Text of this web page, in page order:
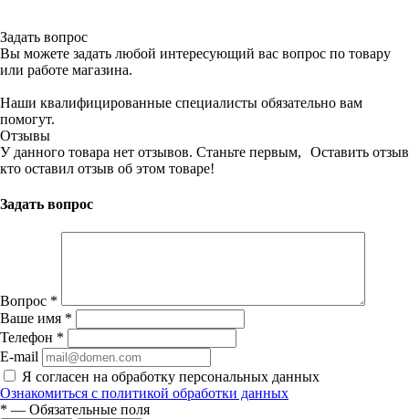
Задать вопрос
Вы можете задать любой интересующий вас вопрос по товару
или работе магазина.
Наши квалифицированные специалисты обязательно вам
помогут.
Отзывы
Оставить отзыв
У данного товара нет отзывов. Станьте первым,
кто оставил отзыв об этом товаре!
Задать вопрос
Вопрос *
Ваше имя *
Телефон *
E-mail
Я согласен на обработку персональных данных
Ознакомиться с политикой обработки данных
* — Обязательные поля